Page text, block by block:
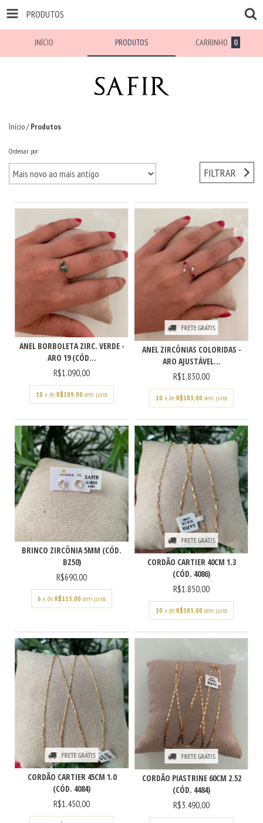
PRODUTOS
INÍCIO PRODUTOS CARRINHO 0
Início/ Produtos
Ordenar por
FILTRAR
ANEL BORBOLETA ZIRC. VERDE -
ARO 19 (CÓD...
R$1.090,00
10 x de R$109,00 sem juros
FRETE GRÁTIS
ANEL ZIRCÔNIAS COLORIDAS -
ARO AJUSTÁVEL...
R$1.830,00
10 x de R$183,00 sem juros
BRINCO ZIRCÔNIA 5MM (CÓD.
BZ50)
R$690,00
6 x de R$115,00 sem juros
FRETE GRÁTIS
CORDÃO CARTIER 40CM 1.3
(CÓD. 4086)
R$1.850,00
10 x de R$185,00 sem juros
FRETE GRÁTIS
CORDÃO CARTIER 45CM 1.0
(CÓD. 4084)
R$1.450,00
FRETE GRÁTIS
CORDÃO PIASTRINE 60CM 2.52
(CÓD. 4484)
R$3.490,00